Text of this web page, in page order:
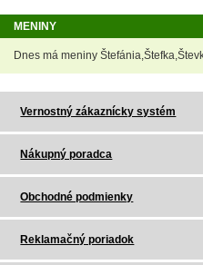
MENINY
Dnes má meniny
Vernostný zákaznícky systém
Nákupný poradca
Obchodné podmienky
Reklamačný poriadok